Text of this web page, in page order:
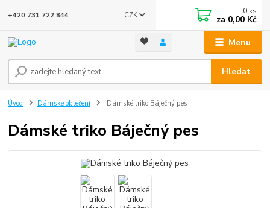
Menu
CZK
Hledat
+420 731 722 844 0 ks
za 0,00 Kč
Úvod Dámské oblečení Dámské triko Báječný pes
Dámské triko Báječný pes